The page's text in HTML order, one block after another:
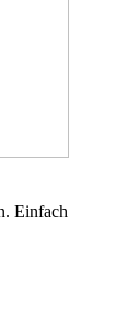
Einfach